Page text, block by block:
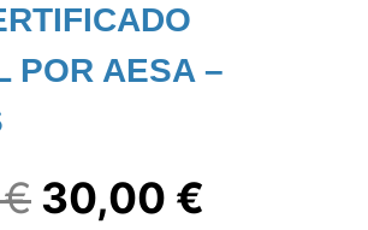
POR AESA –
€ El
30,00 €